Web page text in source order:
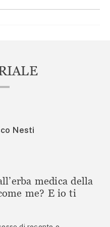
Nesti
medica della
me? E io ti